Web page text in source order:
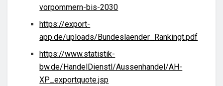
vorpommern-bis-2030
https://export-
app.de/uploads/Bundeslaender_Rankingt.pdf
https://www.statistik-
bw.de/HandelDienstl/Aussenhandel/AH-
XP_exportquote.jsp